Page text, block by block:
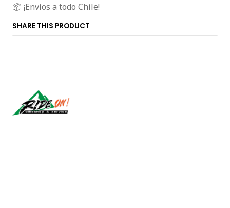
📦 ¡Envíos a todo Chile!
SHARE THIS PRODUCT